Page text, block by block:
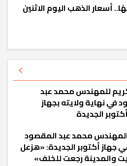
للمهندس محمد عبد
في نهاية ولايته بجهاز
الجديدة
محمد عبد المقصود
جهاز أكتوبر الجديدة: «هزعل
والمدينة رجعت للخلف»